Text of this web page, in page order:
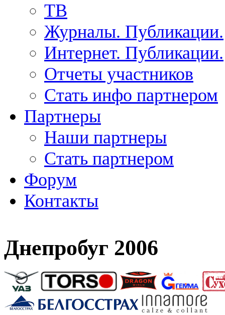
ТВ
Журналы. Публикации.
Интернет. Публикации.
Отчеты участников
Стать инфо партнером
Партнеры
Наши партнеры
Стать партнером
Форум
Контакты
Днепробуг 2006